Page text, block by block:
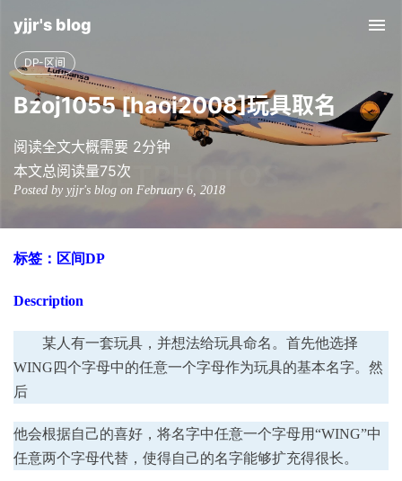
yjjr's blog
DP-区间
Bzoj1055 [haoi2008]玩具取名
阅读全文大概需要 2分钟
本文总阅读量75次
Posted by yjjr's blog on February 6, 2018
标签：区间DP
Description
某人有一套玩具，并想法给玩具命名。首先他选择
WING四个字母中的任意一个字母作为玩具的基本名字。然
后
他会根据自己的喜好，将名字中任意一个字母用“WING”中
任意两个字母代替，使得自己的名字能够扩充得很长。